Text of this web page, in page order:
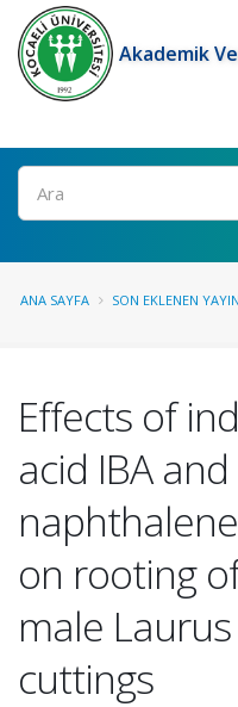
Akademik
Ara
ANA SAYFA SON EKLENEN
Effects of
acid IBA and
on rooting
male
cuttings